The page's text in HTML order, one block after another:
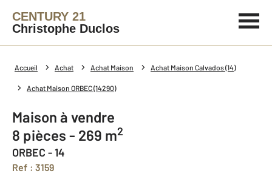
CENTURY 21
Christophe Duclos
Accueil Achat Achat Maison Achat Maison Calvados (14)
Achat Maison ORBEC (14290)
Maison à vendre
8 pièces - 269 m2
ORBEC - 14
Ref : 3159